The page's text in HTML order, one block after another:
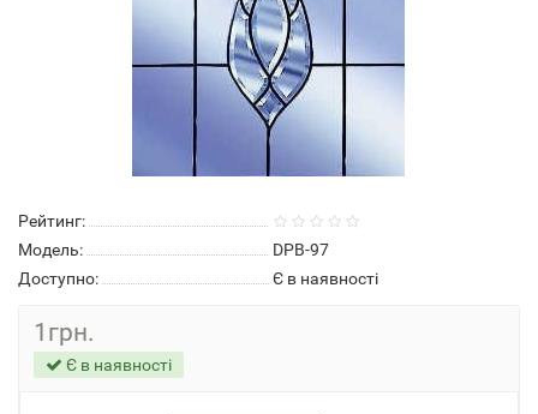
Рейтинг:
Модель:
DPB-97
Доступно:
Є в наявності
1грн.
Є в наявності